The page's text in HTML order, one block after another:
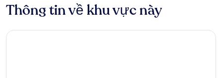
Thông tin về khu vực này